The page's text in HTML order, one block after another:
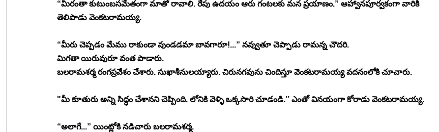
“మీరంతా కుటుంబసమేతంగా మాతో రావాలి. రేపు ఉదయం ఆరు గంటలకు మన ప్రయాణం.” ఆహ్వానపూర్వకంగా వారికి
తెలిపాడు వెంకటరామయ్య.
“మీరు చెప్పడం మేము రాకుండా వుండడమా బావగారూ!...” నవ్వుతూ చెప్పాడు రామన్న చౌదరి.
మిగతా యిరువురూ వంత పాడారు.
బలరామశర్మ రంగప్రవేశం చేశారు. సుఖాశీనులయ్యారు. చిరునగవును చిందిస్తూ వెంకటరామయ్య వదనంలోకి చూచారు.
"మీ కూతురు అన్ని సిద్ధం చేశానని చెప్పింది. లోనికి వెళ్ళి ఒక్కసారి చూడండి.’’ ఎంతో వినయంగా కోరాడు వెంకటరామయ్య.
“అలాగే...” యింట్లోకి నడిచారు బలరామశర్మ.